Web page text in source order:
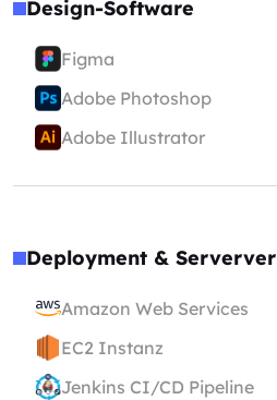
Design-Software
Figma
Adobe Photoshop
Adobe Illustrator
Deployment &
Amazon Web Services
EC2 Instanz
Jenkins CI/CD Pipeline